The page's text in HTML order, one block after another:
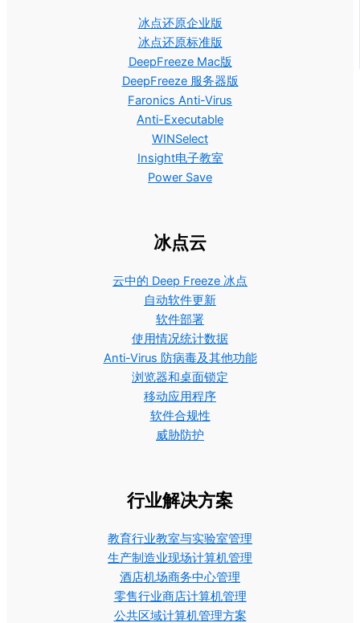
冰点还原企业版
冰点还原标准版
DeepFreeze Mac版
DeepFreeze 服务器版
Faronics Anti-Virus
Anti-Executable
WINSelect
Insight电子教室
Power Save
冰点云
云中的 Deep Freeze 冰点
自动软件更新
软件部署
使用情况统计数据
Anti-Virus 防病毒及其他功能
浏览器和桌面锁定
移动应用程序
软件合规性
威胁防护
行业解决方案
教育行业教室与实验室管理
生产制造业现场计算机管理
酒店机场商务中心管理
零售行业商店计算机管理
公共区域计算机管理方案